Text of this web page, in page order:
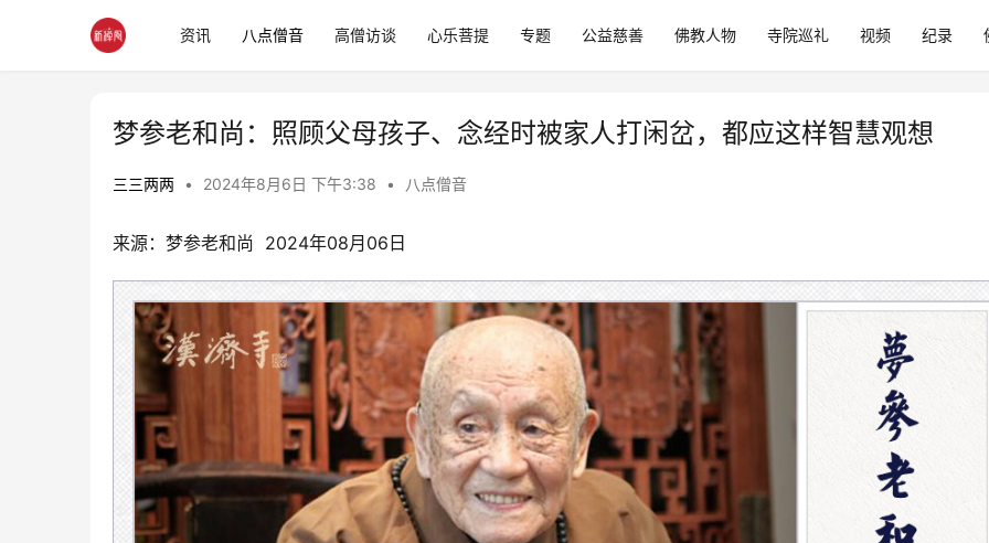
资讯 八点僧音 高僧访谈 心乐菩提 专题 公益慈善 佛教人物 寺院巡礼 视频 纪录
梦参老和尚：照顾父母孩子、念经时被家人打闲岔，都应这样智慧观想
三三两两 • 2024年8月6日 下午3:38 • 八点僧音
来源：梦参老和尚  2024年08月06日